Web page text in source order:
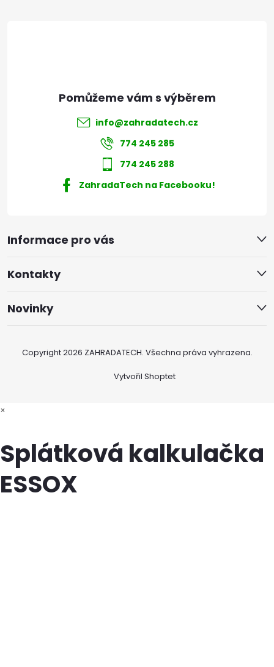
Informace pro vás
Kontakty
Novinky
info@zahradatech.cz
774 245 285
774 245 288
ZahradaTech na Facebooku!
Vytvořil Shoptet
Copyright 2026 ZAHRADATECH. Všechna práva vyhrazena.
×
Splátková kalkulačka
ESSOX